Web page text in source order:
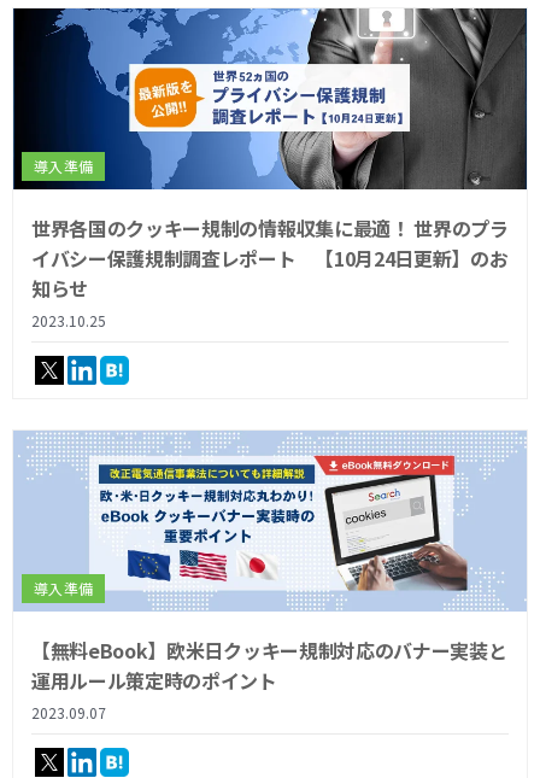
導入準備
世界各国のクッキー規制の情報収集に最適！ 世界のプラ
イバシー保護規制調査レポート 【10月24日更新】のお
知らせ
2023.10.25
導入準備
【無料eBook】欧米日クッキー規制対応のバナー実装と
運用ルール策定時のポイント
2023.09.07